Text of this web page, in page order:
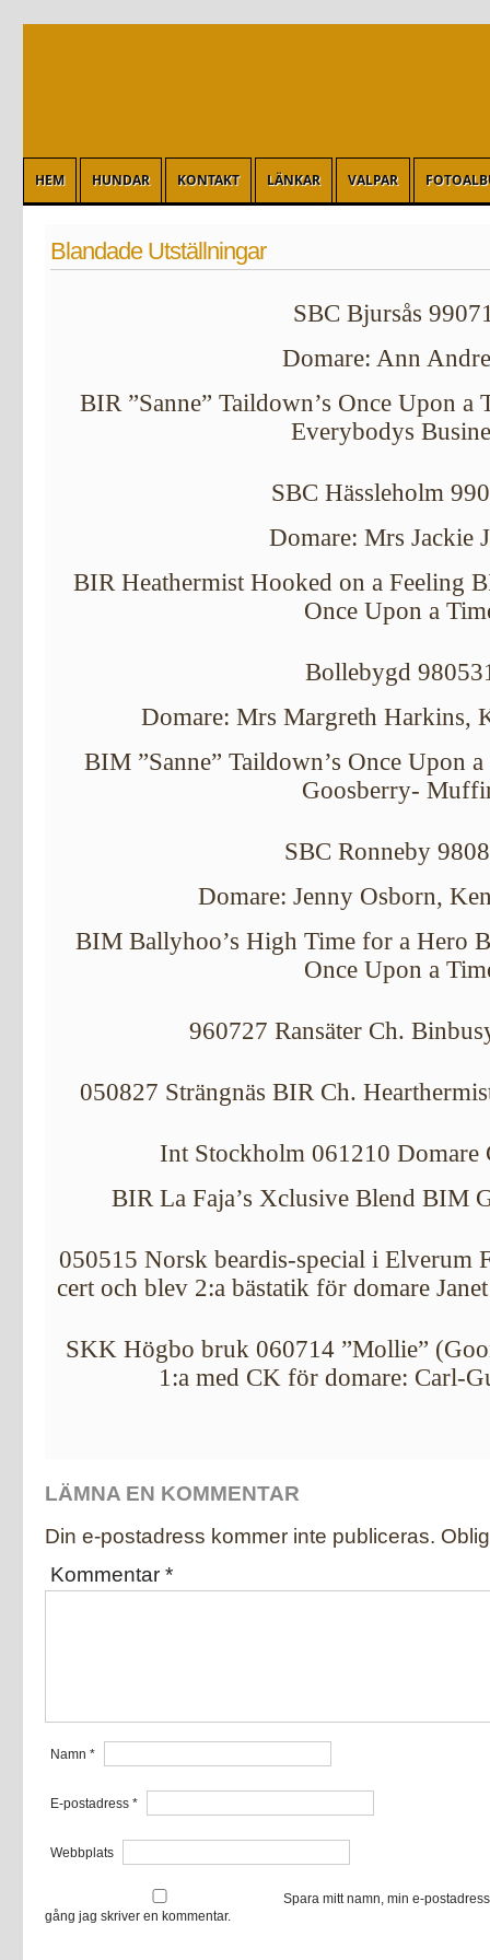
HEM HUNDAR KONTAKT LÄNKAR VALPAR
Blandade Utställningar
SBC Bjursås
Domare: Ann
BIR ”Sanne” Taildown’s Once Upon
Everybodys
SBC Hässleholm
Domare: Mrs Jackie
BIR Heathermist Hooked on a Feeling
Once Upon a
Bollebygd
Domare: Mrs Margreth Harkins,
BIM ”Sanne” Taildown’s Once Upon
Goosberry-
SBC Ronneby
Domare: Jenny Osborn,
BIM Ballyhoo’s High Time for a Hero
Once Upon a
960727 Ransäter Ch.
050827 Strängnäs BIR Ch.
Int Stockholm 061210 Domare
BIR La Faja’s Xclusive Blend BIM
050515 Norsk beardis-special i Elverum
cert och blev 2:a bästatik för domare
SKK Högbo bruk 060714 ”Mollie”
1:a med CK för domare: Carl-
LÄMNA EN KOMMENTAR
Din e-postadress kommer inte publiceras.
Kommentar *
Namn *
E-postadress *
Webbplats
Spara mitt namn, min e-
gång jag skriver en kommentar.